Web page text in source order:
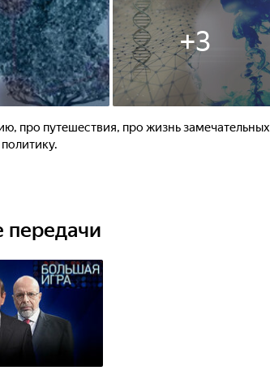
+3
про путешествия, про жизнь замечательных
передачи